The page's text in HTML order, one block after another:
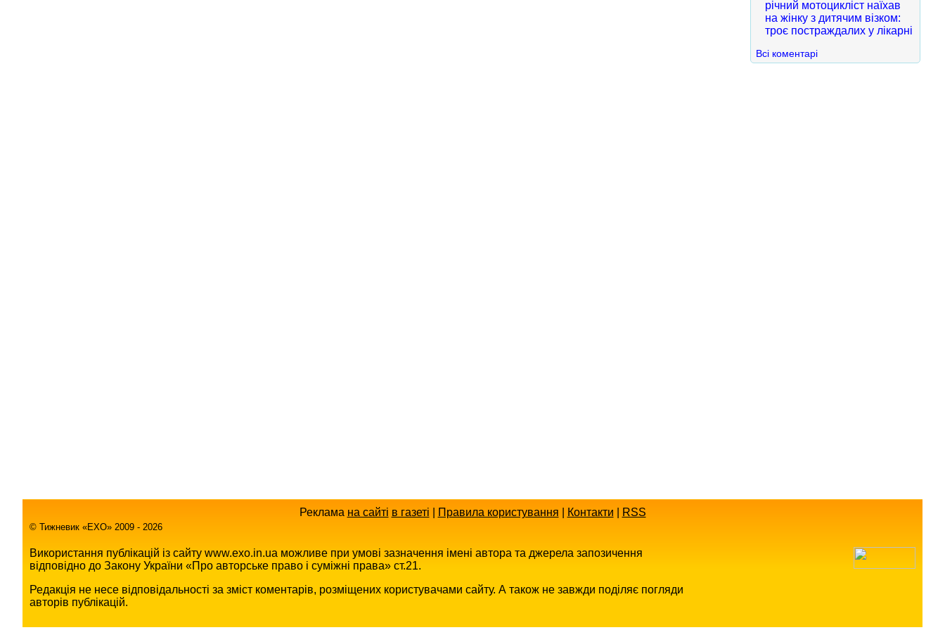
річний мотоцикліст наїхав
на жінку з дитячим візком:
троє постраждалих у лікарні
Всі коментарі
Реклама на сайті в газеті Правила користування Контакти RSS
© Тижневик «EХO» 2009 - 2026
Використання публікацій із сайту www.exo.in.ua можливе при умові зазначення імені автора та джерела запозичення
відповідно до Закону України «Про авторське право і суміжні права» ст.21.
Редакція не несе відповідальності за зміст коментарів, розміщених користувачами сайту. А також не завжди поділяє погляди
авторів публікацій.